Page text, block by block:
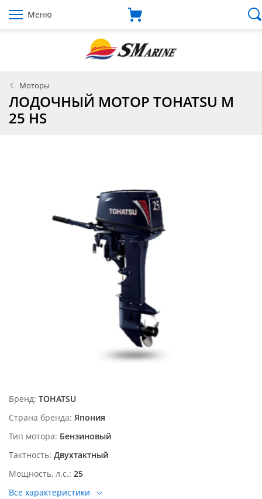
Меню
Моторы
ЛОДОЧНЫЙ МОТОР TOHATSU M
25 HS
Бренд TOHATSU
Страна бренда Япония
Тип мотора Бензиновый
Тактность Двухтактный
Мощность, л.с. 25
Все характеристики